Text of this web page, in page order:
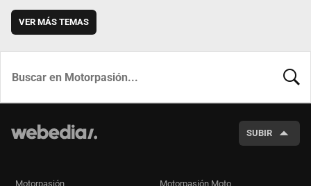
VER MÁS TEMAS
SUBIR
Motorpasión Motorpasión Moto